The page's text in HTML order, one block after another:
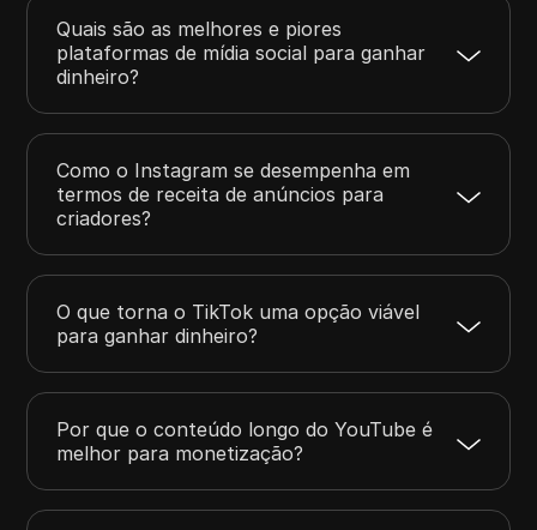
Quais são as melhores e piores
plataformas de mídia social para ganhar
dinheiro?
Como o Instagram se desempenha em
termos de receita de anúncios para
criadores?
O que torna o TikTok uma opção viável
para ganhar dinheiro?
Por que o conteúdo longo do YouTube é
melhor para monetização?